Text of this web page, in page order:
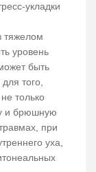
укладки
тяжелом
уровень
быть
того,
только
и брюшную
при
уха,